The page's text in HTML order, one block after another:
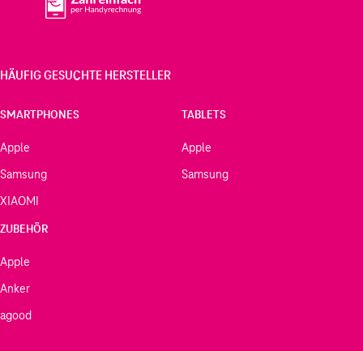
HÄUFIG GESUCHTE HERSTELLER
SMARTPHONES
Apple
Samsung
XIAOMI
TABLETS
Apple
Samsung
ZUBEHÖR
Apple
Anker
agood